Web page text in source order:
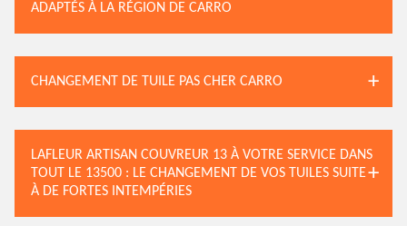
ADAPTÉS À LA RÉGION DE CARRO
CHANGEMENT DE TUILE PAS CHER CARRO
LAFLEUR ARTISAN COUVREUR 13 À VOTRE SERVICE DANS
TOUT LE 13500 : LE CHANGEMENT DE VOS TUILES SUITE
À DE FORTES INTEMPÉRIES